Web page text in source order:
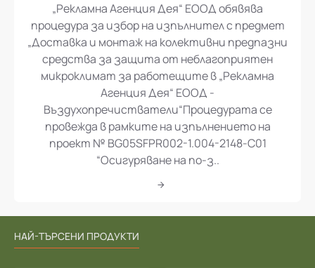
„Рекламна Агенция Дея“ ЕООД обявява
процедура за избор на изпълнител с предмет
„Доставка и монтаж на колективни предпазни
средства за защита от неблагоприятен
микроклимат за работещите в „Рекламна
Агенция Дея“ ЕООД -
Въздухопречистватели“Процедурата се
провежда в рамките на изпълнението на
проект № BG05SFPR002-1.004-2148-C01
“Осигуряване на по-з..
НАЙ-ТЪРСЕНИ ПРОДУКТИ